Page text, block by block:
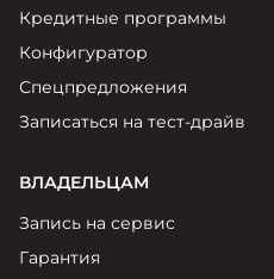
Кредитные программы
Конфигуратор
Спецпредложения
Записаться на тест-драйв
ВЛАДЕЛЬЦАМ
Запись на сервис
Гарантия